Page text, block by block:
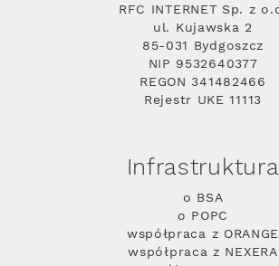
RFC INTERNET Sp. z
ul. Kujawska 2
85-031 Bydgoszcz
NIP 9532640377
REGON 341482466
Rejestr UKE 11113
Infrastruktura
o BSA
o POPC
współpraca z ORANGE
współpraca z NEXERA